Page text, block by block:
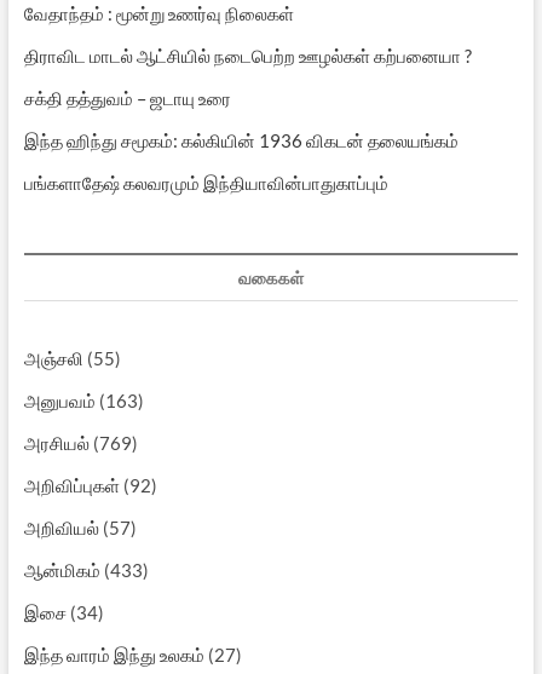
வேதாந்தம் : மூன்று உணர்வு நிலைகள்
திராவிட மாடல் ஆட்சியில் நடைபெற்ற ஊழல்கள் கற்பனையா ?
சக்தி தத்துவம் – ஜடாயு உரை
இந்த ஹிந்து சமூகம்: கல்கியின் 1936 விகடன் தலையங்கம்
பங்களாதேஷ் கலவரமும் இந்தியாவின்பாதுகாப்பும்
வகைகள்
அஞ்சலி (55)
அனுபவம் (163)
அரசியல்(769)
அறிவிப்புகள்(92)
அறிவியல்(57)
ஆன்மிகம் (433)
இசை(34)
இந்த வாரம் இந்து உலகம் (27)